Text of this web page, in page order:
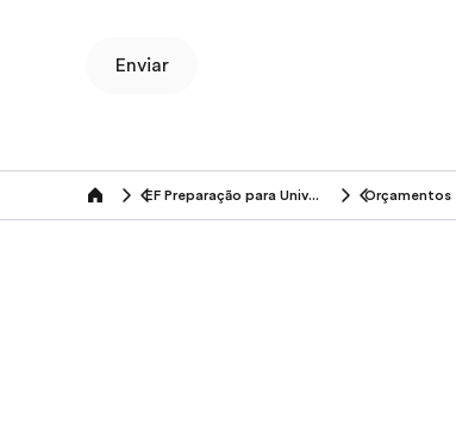
Enviar
Home EF Preparação para Universidades no Estrangeiro Orçamentos